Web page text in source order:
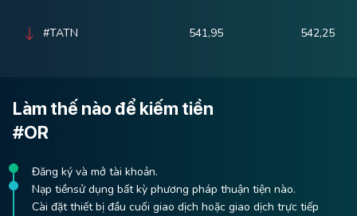
#TATN 541,95 542,25
Làm thế nào để kiếm tiền
#OR
Đăng ký và mở tài khoản.
Nạp tiềnsử dụng bất kỳ phương pháp thuận tiện nào.
Cài đặt thiết bị đầu cuối giao dịch hoặc giao dịch trực tiếp